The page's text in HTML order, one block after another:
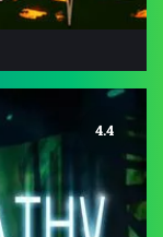
4.4